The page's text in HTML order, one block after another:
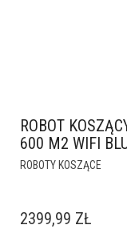
ROBOT
600 M2 WIFI
ROBOTY KOSZĄCE
2399,99 ZŁ